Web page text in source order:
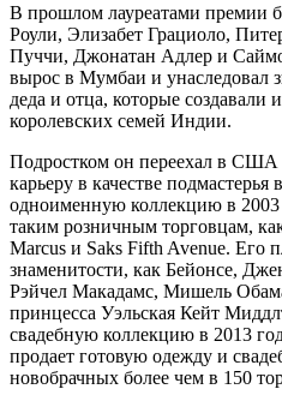
В прошлом лауреатами премии
Роули, Элизабет Грациоло,
Пуччи, Джонатан Адлер и
вырос в Мумбаи и унаследовал
деда и отца, которые
королевских семей Индии.
Подростком он переехал в США
карьеру в качестве
одноименную коллекцию в 2003
таким розничным торговцам,
Marcus и Saks Fifth Avenue. Его
знаменитости, как Бейонсе,
Рэйчел Макадамс, Мишель
принцесса Уэльская Кейт
свадебную коллекцию в 2013
продает готовую одежду и
новобрачных более чем в 150